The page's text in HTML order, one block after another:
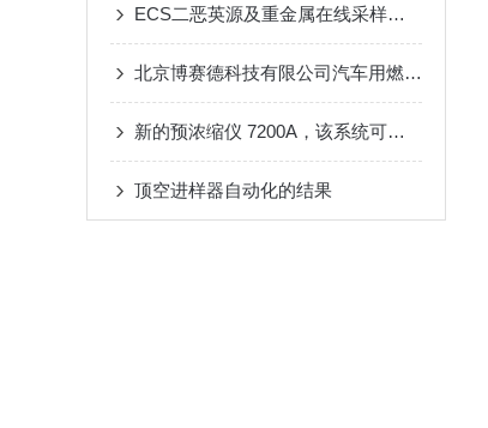
ECS二恶英源及重金属在线采样系统
北京博赛德科技有限公司汽车用燃料氢气痕量杂质分析解决方案了！
新的预浓缩仪 7200A，该系统可提供稳定性和性更好的醛酮类物质数据
顶空进样器自动化的结果